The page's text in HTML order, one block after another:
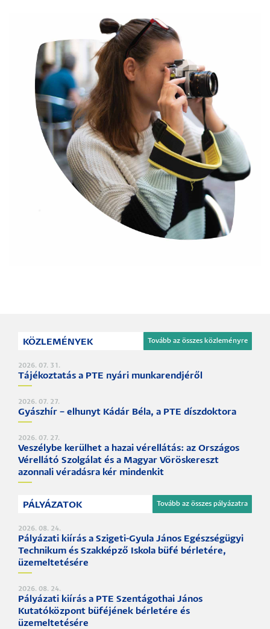
KÖZLEMÉNYEK Tovább az összes közleményre
2026. 07. 31.
Tájékoztatás a PTE nyári munkarendjéről
2026. 07. 27.
Gyászhír – elhunyt Kádár Béla, a PTE díszdoktora
2026. 07. 27.
Veszélybe kerülhet a hazai vérellátás: az Országos
Vérellátó Szolgálat és a Magyar Vöröskereszt
azonnali véradásra kér mindenkit
PÁLYÁZATOK Tovább az összes pályázatra
2026. 08. 24.
Pályázati kiírás a Szigeti-Gyula János Egészségügyi
Technikum és Szakképző Iskola büfé bérletére,
üzemeltetésére
2026. 08. 24.
Pályázati kiírás a PTE Szentágothai János
Kutatóközpont büféjének bérletére és
üzemeltetésére